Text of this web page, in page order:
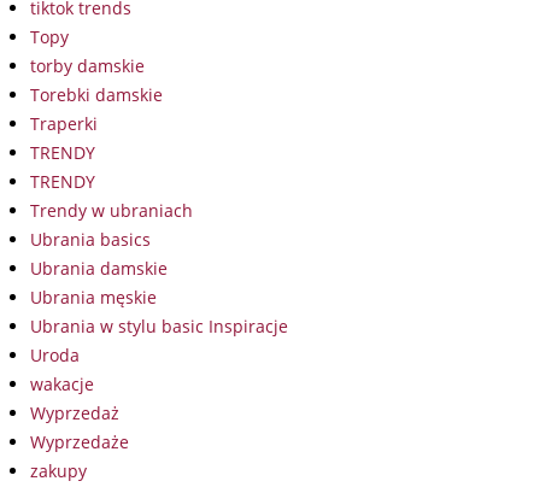
tiktok trends
Topy
torby damskie
Torebki damskie
Traperki
TRENDY
TRENDY
Trendy w ubraniach
Ubrania basics
Ubrania damskie
Ubrania męskie
Ubrania w stylu basic Inspiracje
Uroda
wakacje
Wyprzedaż
Wyprzedaże
zakupy